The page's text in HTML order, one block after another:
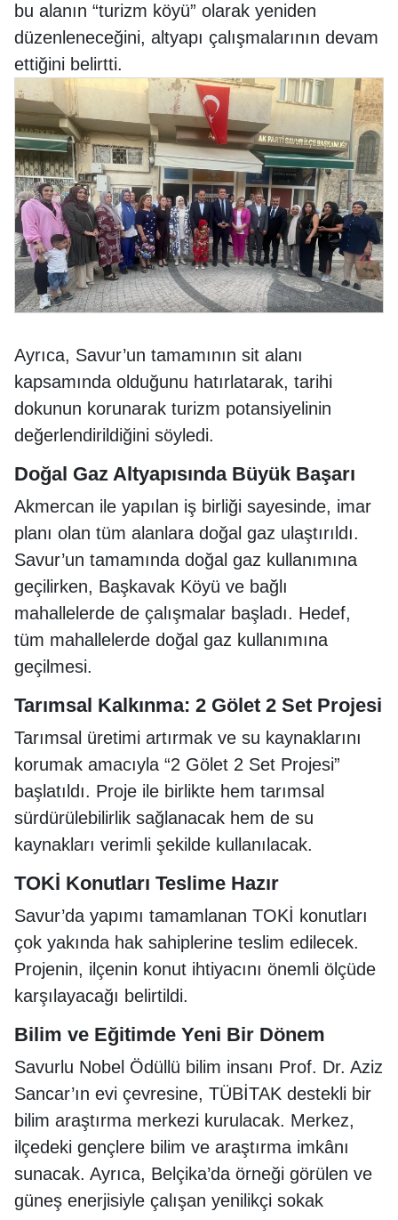
bu alanın “turizm köyü” olarak yeniden
düzenleneceğini, altyapı çalışmalarının devam
ettiğini belirtti.
Ayrıca, Savur’un tamamının sit alanı
kapsamında olduğunu hatırlatarak, tarihi
dokunun korunarak turizm potansiyelinin
değerlendirildiğini söyledi.
Doğal Gaz Altyapısında Büyük Başarı
Akmercan ile yapılan iş birliği sayesinde, imar
planı olan tüm alanlara doğal gaz ulaştırıldı.
Savur’un tamamında doğal gaz kullanımına
geçilirken, Başkavak Köyü ve bağlı
mahallelerde de çalışmalar başladı. Hedef,
tüm mahallelerde doğal gaz kullanımına
geçilmesi.
Tarımsal Kalkınma: 2 Gölet 2 Set Projesi
Tarımsal üretimi artırmak ve su kaynaklarını
korumak amacıyla “2 Gölet 2 Set Projesi”
başlatıldı. Proje ile birlikte hem tarımsal
sürdürülebilirlik sağlanacak hem de su
kaynakları verimli şekilde kullanılacak.
TOKİ Konutları Teslime Hazır
Savur’da yapımı tamamlanan TOKİ konutları
çok yakında hak sahiplerine teslim edilecek.
Projenin, ilçenin konut ihtiyacını önemli ölçüde
karşılayacağı belirtildi.
Bilim ve Eğitimde Yeni Bir Dönem
Savurlu Nobel Ödüllü bilim insanı Prof. Dr. Aziz
Sancar’ın evi çevresine, TÜBİTAK destekli bir
bilim araştırma merkezi kurulacak. Merkez,
ilçedeki gençlere bilim ve araştırma imkânı
sunacak. Ayrıca, Belçika’da örneği görülen ve
güneş enerjisiyle çalışan yenilikçi sokak